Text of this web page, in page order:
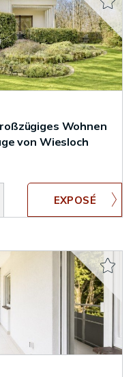
Wohnen
von Wiesloch